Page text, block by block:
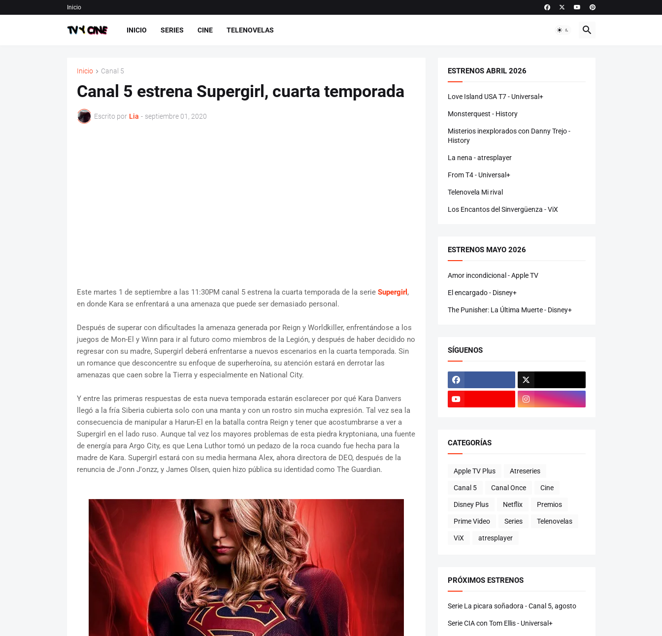
Inicio
INICIO SERIES CINE TELENOVELAS
Inicio Canal 5
Canal 5 estrena Supergirl, cuarta temporada
Escrito por Lia - septiembre 01, 2020
Este martes 1 de septiembre a las 11:30PM canal 5 estrena la cuarta temporada de la serie Supergirl ,
en donde Kara se enfrentará a una amenaza que puede ser demasiado personal.
Después de superar con dificultades la amenaza generada por Reign y Worldkiller, enfrentándose a los
juegos de Mon-El y Winn para ir al futuro como miembros de la Legión, y después de haber decidido no
regresar con su madre, Supergirl deberá enfrentarse a nuevos escenarios en la cuarta temporada. Sin
un romance que desconcentre su enfoque de superheroína, su atención estará en derrotar las
amenazas que caen sobre la Tierra y especialmente en National City.
Y entre las primeras respuestas de esta nueva temporada estarán esclarecer por qué Kara Danvers
llegó a la fría Siberia cubierta solo con una manta y con un rostro sin mucha expresión. Tal vez sea la
consecuencia de manipular a Harun-El en la batalla contra Reign y tener que acostumbrarse a ver a
Supergirl en el lado ruso. Aunque tal vez los mayores problemas de esta piedra kryptoniana, una fuente
de energía para Argo City, es que Lena Luthor tomó un pedazo de la roca cuando fue hecha para la
madre de Kara. Supergirl estará con su media hermana Alex, ahora directora de DEO, después de la
renuncia de J'onn J'onzz, y James Olsen, quien hizo pública su identidad como The Guardian.
ESTRENOS ABRIL 2026
Love Island USA T7 - Universal+
Monsterquest - History
Misterios inexplorados con Danny Trejo -
History
La nena - atresplayer
From T4 - Universal+
Telenovela Mi rival
Los Encantos del Sinvergüenza - ViX
ESTRENOS MAYO 2026
Amor incondicional - Apple TV
El encargado - Disney+
The Punisher: La Última Muerte - Disney+
SÍGUENOS
CATEGORÍAS
Apple TV Plus Atreseries
Canal 5 Canal Once Cine
Disney Plus Netflix Premios
Prime Video Series Telenovelas
ViX atresplayer
PRÓXIMOS ESTRENOS
Serie La picara soñadora - Canal 5, agosto
Serie CIA con Tom Ellis - Universal+